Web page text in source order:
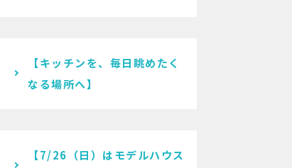
【キッチンを、毎日眺めたく
なる場所へ】
【7/26（日）はモデルハウス